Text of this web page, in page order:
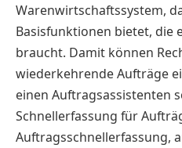
Warenwirtschaftssystem,
Basisfunktionen bietet, die
braucht. Damit können
wiederkehrende Aufträge
einen Auftragsassistenten
Schnellerfassung für
Auftragsschnellerfassung,